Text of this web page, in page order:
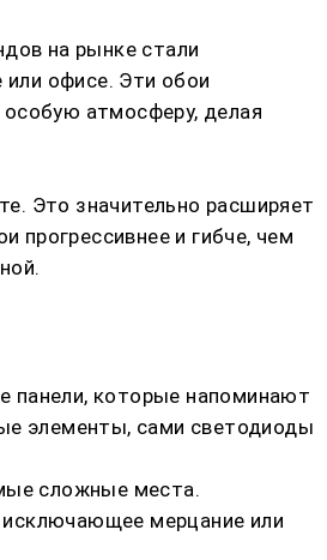
на рынке стали
офисе. Эти обои
атмосферу, делая
Это значительно расширяет
прогрессивнее и гибче, чем
панели, которые напоминают
элементы, сами светодиоды
сложные места.
мерцание или